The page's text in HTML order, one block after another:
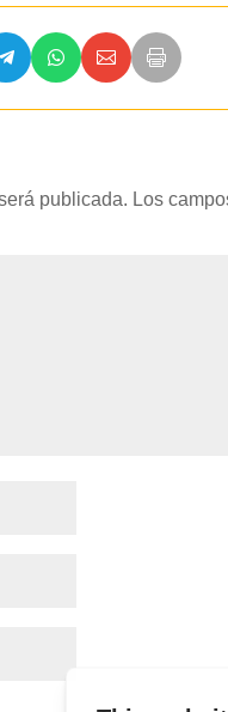
publicada. Los